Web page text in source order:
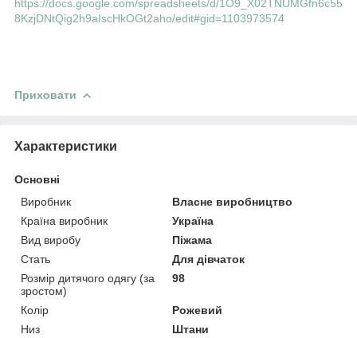
https://docs.google.com/spreadsheets/d/1O9_X02TNUMGfn6c55
8KzjDNtQig2h9aIscHkOGt2aho/edit#gid=1103973574
Приховати
Характеристики
Основні
Виробник
Власне виробництво
Країна виробник
Україна
Вид виробу
Піжама
Стать
Для дівчаток
Розмір дитячого одягу (за
зростом)
98
Колір
Рожевий
Низ
Штани